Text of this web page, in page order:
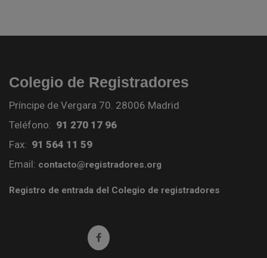
Colegio de Registradores
Príncipe de Vergara 70. 28006 Madrid
Teléfono: 91 270 17 96
Fax: 91 564 11 59
Email: contacto@registradores.org
Registro de entrada del Colegio de registradores
Ir a facebook (abre en ventana nueva)